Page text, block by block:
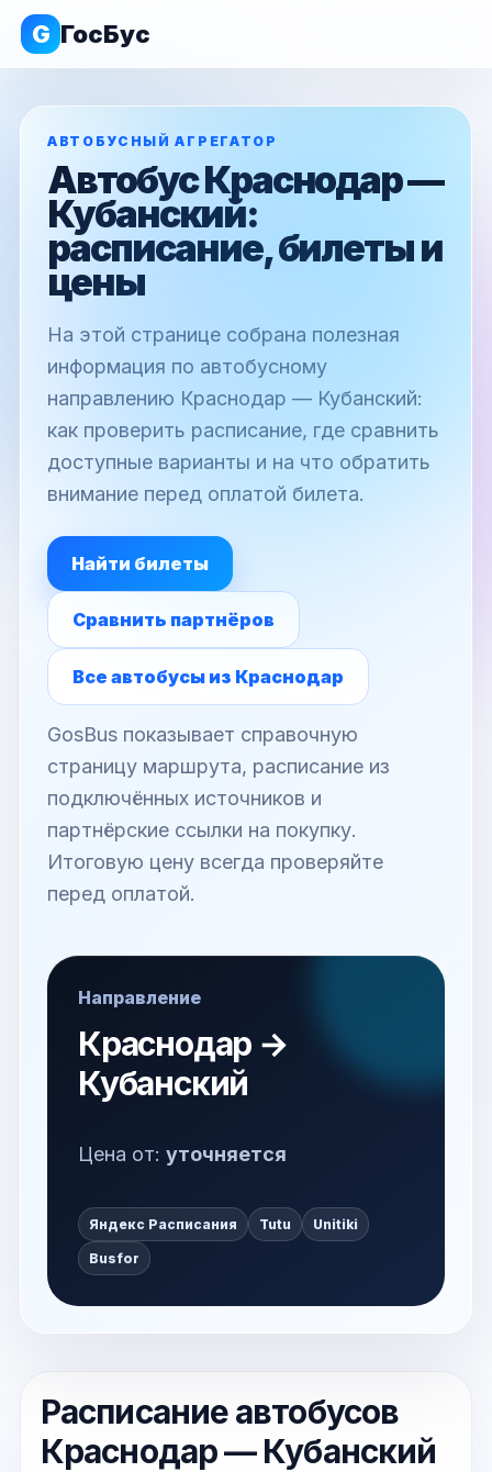
G ГосБус
АВТОБУСНЫЙ АГРЕГАТОР
Автобус Краснодар —
Кубанский:
расписание, билеты и
цены
На этой странице собрана полезная
информация по автобусному
направлению Краснодар — Кубанский:
как проверить расписание, где сравнить
доступные варианты и на что обратить
внимание перед оплатой билета.
Найти билеты
Сравнить партнёров
Все автобусы из Краснодар
GosBus показывает справочную
страницу маршрута, расписание из
подключённых источников и
партнёрские ссылки на покупку.
Итоговую цену всегда проверяйте
перед оплатой.
Направление
Краснодар →
Кубанский
Цена от: уточняется
Яндекс Расписания Tutu Unitiki
Busfor
Расписание автобусов
Краснодар — Кубанский